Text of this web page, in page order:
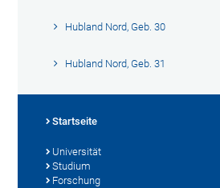
Hubland Nord, Geb. 30
Hubland Nord, Geb. 31
Startseite
Universität
Studium
Forschung